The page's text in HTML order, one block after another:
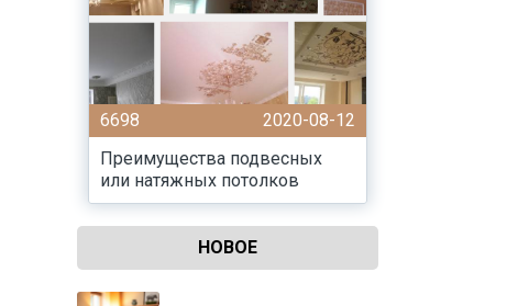
6698
2020-08-12
Преимущества подвесных
или натяжных потолков
НОВОЕ